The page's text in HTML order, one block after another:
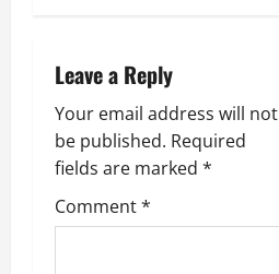
g
a
t
i
Leave a Reply
Your email address will not
be published. Required
fields are marked *
Comment*